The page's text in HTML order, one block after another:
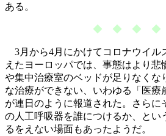
ある。
◆ ◆ ◆ ◆
3月から4月にかけてコロナウイル
えたヨーロッパでは、事態はより悲
や集中治療室のベッドが足りなくな
な治療ができない、いわゆる「医療
が連日のように報道された。さらに
の人工呼吸器を誰につけるか、とい
るをえない場面もあったようだ。